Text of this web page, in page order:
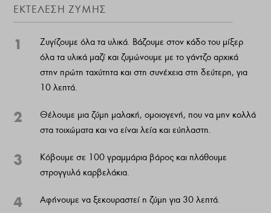
ΕΚΤΕΛΕΣΗ ΖΥΜΗΣ
1
Ζυγίζουμε όλα τα υλικά. Βάζουμε στον κάδο του μίξερ
όλα τα υλικά μαζί και ζυμώνουμε με το γάντζο αρχικά
στην πρώτη ταχύτητα και στη συνέχεια στη δεύτερη, για
10 λεπτά.
2
Θέλουμε μια ζύμη μαλακή, ομοιογενή, που να μην κολλά
στα τοιχώματα και να είναι λεία και εύπλαστη.
3
Κόβουμε σε 100 γραμμάρια βάρος και πλάθουμε
στρογγυλά καρβελάκια.
4 Αφήνουμε να ξεκουραστεί η ζύμη για 30 λεπτά.